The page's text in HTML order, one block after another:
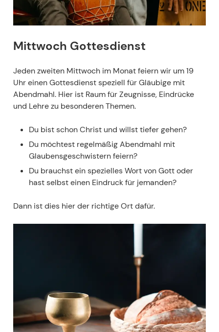
Mittwoch Gottesdienst
Jeden zweiten Mittwoch im Monat feiern wir um 19
Uhr einen Gottesdienst speziell für Gläubige mit
Abendmahl. Hier ist Raum für Zeugnisse, Eindrücke
und Lehre zu besonderen Themen.
Du bist schon Christ und willst tiefer gehen?
Du möchtest regelmäßig Abendmahl mit
Glaubensgeschwistern feiern?
Du brauchst ein spezielles Wort von Gott oder
hast selbst einen Eindruck für jemanden?
Dann ist dies hier der richtige Ort dafür.